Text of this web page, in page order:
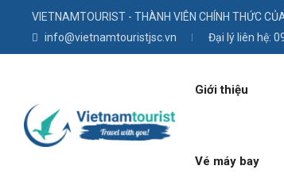
VIETNAMTOURIST - THÀNH VIÊN CHÍNH THỨC
info@vietnamtouristjsc.vn
Đại lý liên hệ:
Giới thiệu
Vé máy bay